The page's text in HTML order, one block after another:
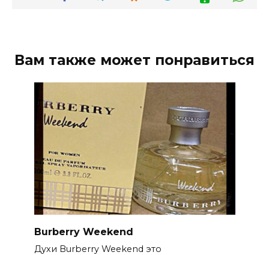
Вам также может понравиться
Burberry Weekend
Духи Burberry Weekend это